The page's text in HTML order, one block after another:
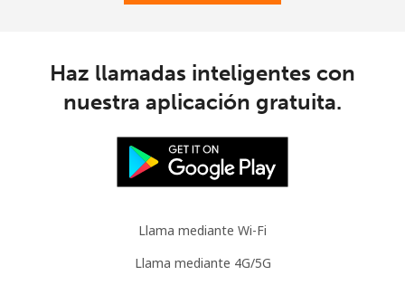
Haz llamadas inteligentes con
nuestra aplicación gratuita.
Llama mediante Wi-Fi
Llama mediante 4G/5G